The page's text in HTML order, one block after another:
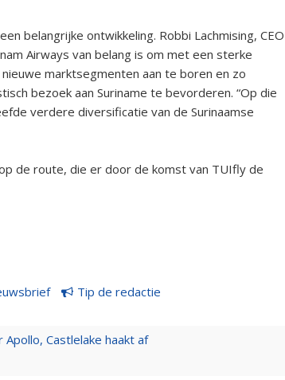
belangrijke ontwikkeling. Robbi Lachmising, CEO
Airways van belang is om met een sterke
marktsegmenten aan te boren en zo
bezoek aan Suriname te bevorderen. “Op die
verdere diversificatie van de Surinaamse
de route, die er door de komst van TUIfly de
Tip de redactie
Castlelake haakt af